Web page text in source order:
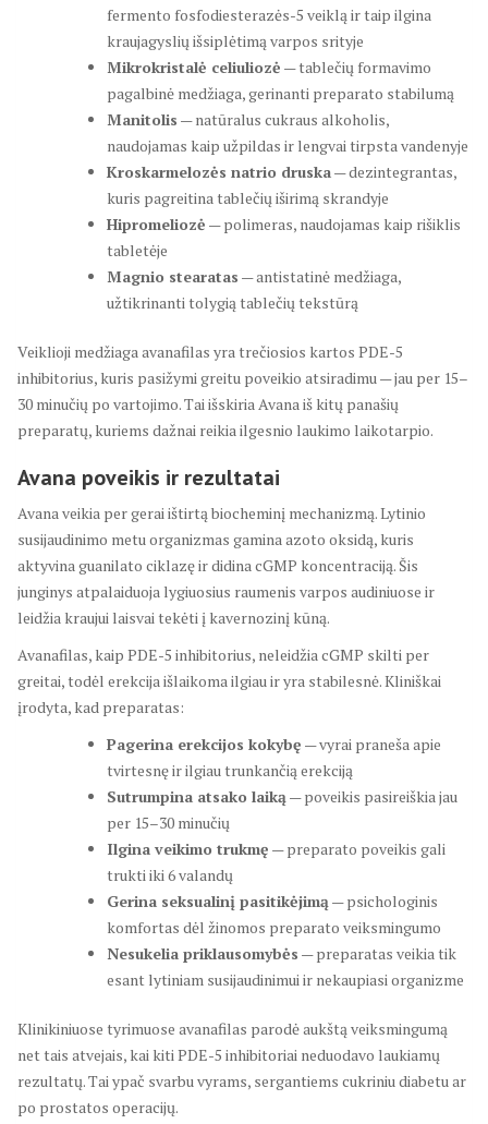
fermento fosfodiesterazės-5 veiklą ir taip ilgina
kraujagyslių išsiplėtimą varpos srityje
Mikrokristalė celiuliozė — tablečių formavimo
pagalbinė medžiaga, gerinanti preparato stabilumą
Manitolis — natūralus cukraus alkoholis,
naudojamas kaip užpildas ir lengvai tirpsta vandenyje
Kroskarmelozės natrio druska— dezintegrantas,
kuris pagreitina tablečių iširimą skrandyje
Hipromeliozė — polimeras, naudojamas kaip rišiklis
tabletėje
Magnio stearatas — antistatinė medžiaga,
užtikrinanti tolygią tablečių tekstūrą
Veiklioji medžiaga avanafilas yra trečiosios kartos PDE-5
inhibitorius, kuris pasižymi greitu poveikio atsiradimu — jau per 15–
30 minučių po vartojimo. Tai išskiria Avana iš kitų panašių
preparatų, kuriems dažnai reikia ilgesnio laukimo laikotarpio.
Avana poveikis ir rezultatai
Avana veikia per gerai ištirtą biocheminį mechanizmą. Lytinio
susijaudinimo metu organizmas gamina azoto oksidą, kuris
aktyvina guanilato ciklazę ir didina cGMP koncentraciją. Šis
junginys atpalaiduoja lygiuosius raumenis varpos audiniuose ir
leidžia kraujui laisvai tekėti į kavernozinį kūną.
Avanafilas, kaip PDE-5 inhibitorius, neleidžia cGMP skilti per
greitai, todėl erekcija išlaikoma ilgiau ir yra stabilesnė. Kliniškai
įrodyta, kad preparatas:
Pagerina erekcijos kokybę — vyrai praneša apie
tvirtesnę ir ilgiau trunkančią erekciją
Sutrumpina atsako laiką — poveikis pasireiškia jau
per 15–30 minučių
Ilgina veikimo trukmę — preparato poveikis gali
trukti iki 6 valandų
Gerina seksualinį pasitikėjimą — psichologinis
komfortas dėl žinomos preparato veiksmingumo
Nesukelia priklausomybės — preparatas veikia tik
esant lytiniam susijaudinimui ir nekaupiasi organizme
Klinikiniuose tyrimuose avanafilas parodė aukštą veiksmingumą
net tais atvejais, kai kiti PDE-5 inhibitoriai neduodavo laukiamų
rezultatų. Tai ypač svarbu vyrams, sergantiems cukriniu diabetu ar
po prostatos operacijų.